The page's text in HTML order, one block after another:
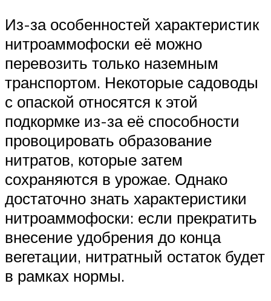
Из-за особенностей характеристик
нитроаммофоски её можно
перевозить только наземным
транспортом. Некоторые садоводы
с опаской относятся к этой
подкормке из-за её способности
провоцировать образование
нитратов, которые затем
сохраняются в урожае. Однако
достаточно знать характеристики
нитроаммофоски: если прекратить
внесение удобрения до конца
вегетации, нитратный остаток будет
в рамках нормы.